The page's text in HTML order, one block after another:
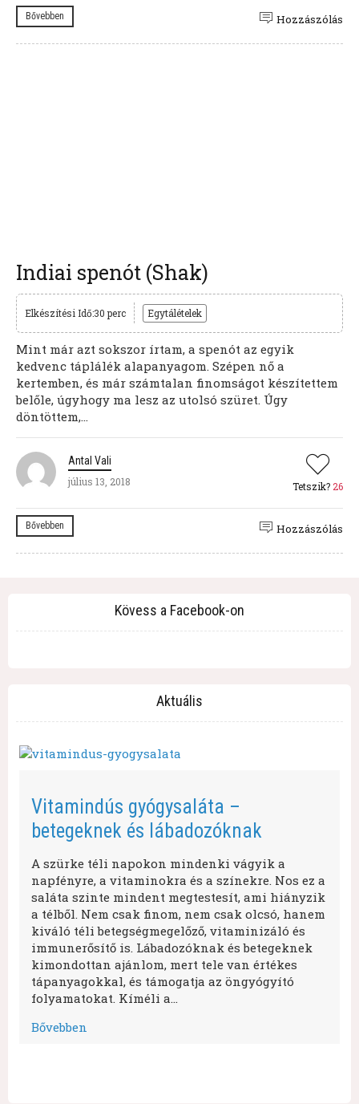
Bővebben Hozzászólás
Indiai spenót (Shak)
Elkészítési Idő:30 perc Egytálételek
Mint már azt sokszor írtam, a spenót az egyik
kedvenc táplálék alapanyagom. Szépen nő a
kertemben, és már számtalan finomságot készítettem
belőle, úgyhogy ma lesz az utolsó szüret. Úgy
döntöttem,...
Antal Vali
július 13, 2018
Tetszik? 26
Bővebben Hozzászólás
Kövess a Facebook-on
Aktuális
Vitamindús gyógysaláta –
betegeknek és lábadozóknak
A szürke téli napokon mindenki vágyik a
napfényre, a vitaminokra és a színekre. Nos ez a
saláta szinte mindent megtestesít, ami hiányzik
a télből. Nem csak finom, nem csak olcsó, hanem
kiváló téli betegségmegelőző, vitaminizáló és
immunerősítő is. Lábadozóknak és betegeknek
kimondottan ajánlom, mert tele van értékes
tápanyagokkal, és támogatja az öngyógyító
folyamatokat. Kíméli a…
Bővebben